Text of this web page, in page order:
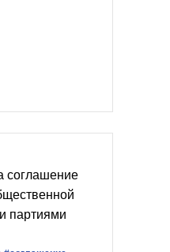
соглашение
партиями